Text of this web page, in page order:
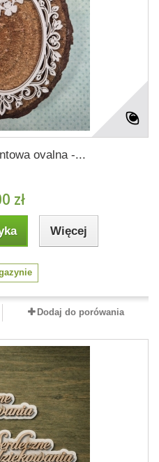
ovalna -...
zł
Więcej
Dodaj do porówania